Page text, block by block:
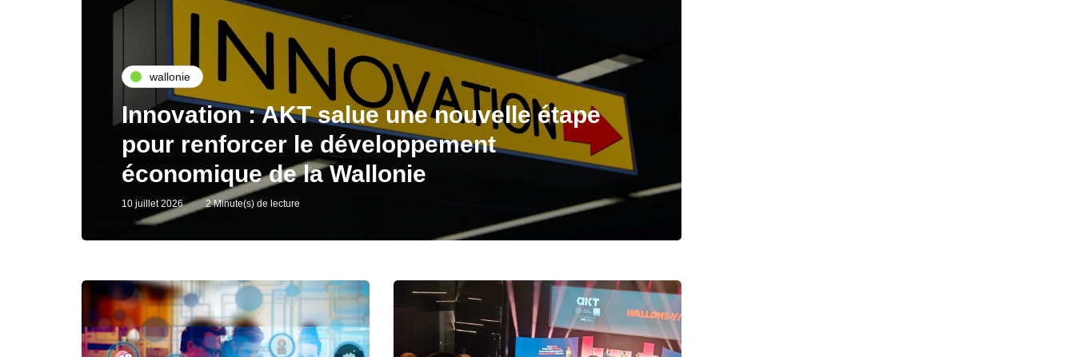
wallonie
Innovation : AKT salue une nouvelle étape
pour renforcer le développement
économique de la Wallonie
10 juillet 2026 2 Minute(s) de lecture